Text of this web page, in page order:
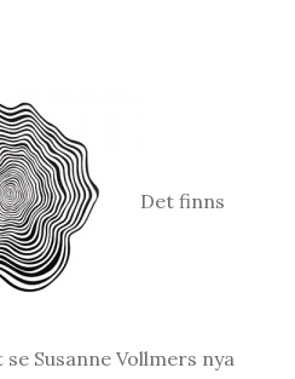
Det finns
Susanne Vollmers nya